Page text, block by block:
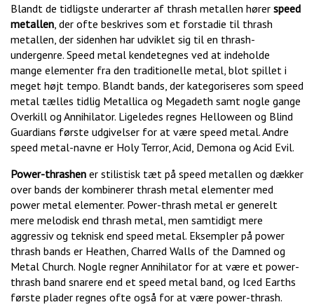
Blandt de tidligste underarter af thrash metallen hører speed
metallen , der ofte beskrives som et forstadie til thrash
metallen, der sidenhen har udviklet sig til en thrash-
undergenre. Speed metal kendetegnes ved at indeholde
mange elementer fra den traditionelle metal, blot spillet i
meget højt tempo. Blandt bands, der kategoriseres som speed
metal tælles tidlig Metallica og Megadeth samt nogle gange
Overkill og Annihilator. Ligeledes regnes Helloween og Blind
Guardians første udgivelser for at være speed metal. Andre
speed metal-navne er Holy Terror, Acid, Demona og Acid Evil.
Power-thrashen er stilistisk tæt på speed metallen og dækker
over bands der kombinerer thrash metal elementer med
power metal elementer. Power-thrash metal er generelt
mere melodisk end thrash metal, men samtidigt mere
aggressiv og teknisk end speed metal. Eksempler på power
thrash bands er Heathen, Charred Walls of the Damned og
Metal Church. Nogle regner Annihilator for at være et power-
thrash band snarere end et speed metal band, og Iced Earths
første plader regnes ofte også for at være power-thrash.